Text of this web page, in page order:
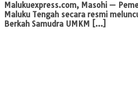
Malukuexpress.com, Masohi —
Maluku Tengah secara resmi
Berkah Samudra UMKM […]